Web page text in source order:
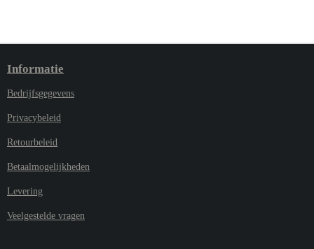
Informatie
Bedrijfsgegevens
Privacybeleid
Retourbeleid
Betaalmogelijkheden
Levering
Veelgestelde vragen